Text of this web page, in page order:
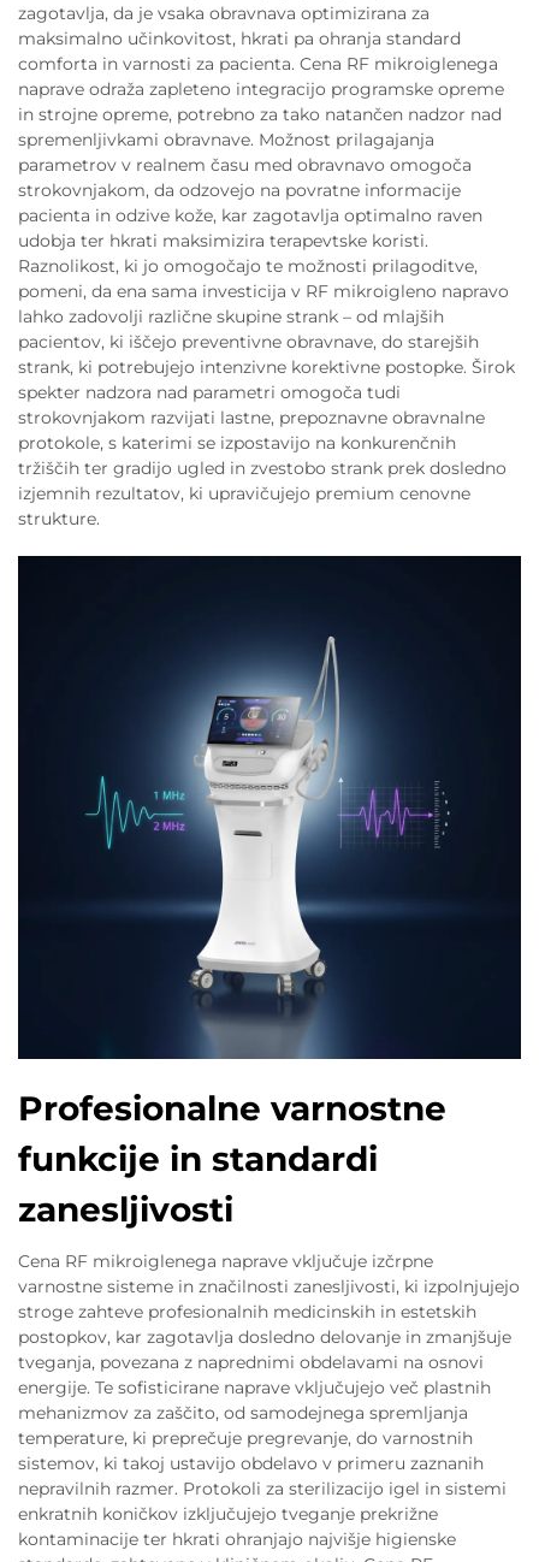
zagotavlja, da je vsaka obravnava optimizirana za
maksimalno učinkovitost, hkrati pa ohranja standard
comforta in varnosti za pacienta. Cena RF mikroiglenega
naprave odraža zapleteno integracijo programske opreme
in strojne opreme, potrebno za tako natančen nadzor nad
spremenljivkami obravnave. Možnost prilagajanja
parametrov v realnem času med obravnavo omogoča
strokovnjakom, da odzovejo na povratne informacije
pacienta in odzive kože, kar zagotavlja optimalno raven
udobja ter hkrati maksimizira terapevtske koristi.
Raznolikost, ki jo omogočajo te možnosti prilagoditve,
pomeni, da ena sama investicija v RF mikroigleno napravo
lahko zadovolji različne skupine strank – od mlajših
pacientov, ki iščejo preventivne obravnave, do starejših
strank, ki potrebujejo intenzivne korektivne postopke. Širok
spekter nadzora nad parametri omogoča tudi
strokovnjakom razvijati lastne, prepoznavne obravnalne
protokole, s katerimi se izpostavijo na konkurenčnih
tržiščih ter gradijo ugled in zvestobo strank prek dosledno
izjemnih rezultatov, ki upravičujejo premium cenovne
strukture.
Profesionalne varnostne
funkcije in standardi
zanesljivosti
Cena RF mikroiglenega naprave vključuje izčrpne
varnostne sisteme in značilnosti zanesljivosti, ki izpolnjujejo
stroge zahteve profesionalnih medicinskih in estetskih
postopkov, kar zagotavlja dosledno delovanje in zmanjšuje
tveganja, povezana z naprednimi obdelavami na osnovi
energije. Te sofisticirane naprave vključujejo več plastnih
mehanizmov za zaščito, od samodejnega spremljanja
temperature, ki preprečuje pregrevanje, do varnostnih
sistemov, ki takoj ustavijo obdelavo v primeru zaznanih
nepravilnih razmer. Protokoli za sterilizacijo igel in sistemi
enkratnih koničkov izključujejo tveganje prekrižne
kontaminacije ter hkrati ohranjajo najvišje higienske